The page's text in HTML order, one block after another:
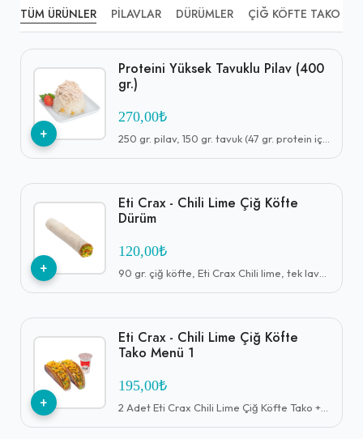
TÜM ÜRÜNLER PILAVLAR DÜRÜMLER ÇIĞ KÖFTE TAKO
+
Proteini Yüksek Tavuklu Pilav (400
gr.)
270,00₺
+
Eti Crax - Chili Lime Çiğ Köfte
Dürüm
120,00₺
+
Eti Crax - Chili Lime Çiğ Köfte
Tako Menü 1
195,00₺